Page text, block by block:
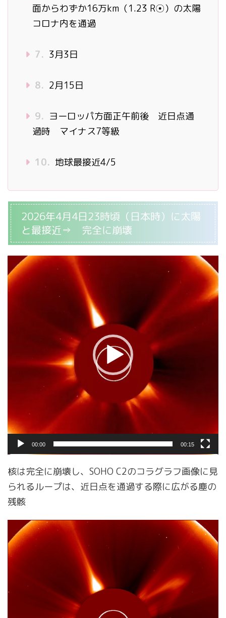
面からわずか16万km（1.23 R☉）の太陽
コロナ内を通過
7. 3月3日
8. 2月15日
9. ヨーロッパ方面正午前後 近日点通
過時 マイナス7等級
10. 地球最接近4/5
2026年4月4日23時頃（日本時）に太陽
と最接近⇒ 完全に崩壊
画
プ
レ
00:00 00:15
核は完全に崩壊し、SOHO C2のコラグラフ画像に見
られるループは、近日点を通過する際に広がる塵の
残骸